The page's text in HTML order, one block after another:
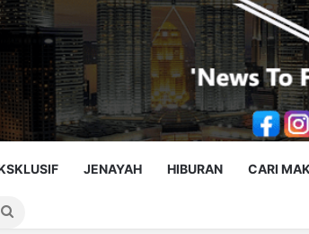
JENAYAH HIBURAN CARI